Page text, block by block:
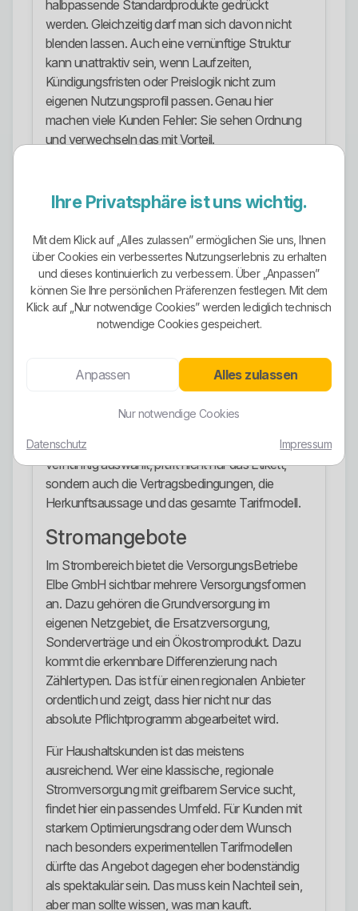
halbpassende Standardprodukte gedrückt
werden. Gleichzeitig darf man sich davon nicht
blenden lassen. Auch eine vernünftige Struktur
kann unattraktiv sein, wenn Laufzeiten,
Kündigungsfristen oder Preislogik nicht zum
eigenen Nutzungsprofil passen. Genau hier
machen viele Kunden Fehler: Sie sehen Ordnung
und verwechseln das mit Vorteil.
Die Ökostrom-Ausrichtung ist bei diesem Anbieter
angegeben, dass der Ökostrom aus 100 Prozent
erneuerbaren Energien besteht, zu einem Drittel
aus regionalen Windkraftanlagen und im Übrigen
aus europäischen Wasserkraftanlagen. Zusätzlich
wird auf eine TÜV-Süd-Zertifizierung und auf klar
Das ist deutlich stärker als das übliche
weichgespülte Marketing vieler Anbieter, die mit
grünen Begriffen arbeiten, aber bei genauerem
auch hier: Ökostrom ist kein Freifahrtschein. Wer
vernünftig auswählt, prüft nicht nur das Etikett,
sondern auch die Vertragsbedingungen, die
Herkunftsaussage und das gesamte Tarifmodell.
Stromangebote
Im Strombereich bietet die VersorgungsBetriebe
Elbe GmbH sichtbar mehrere Versorgungsformen
an. Dazu gehören die Grundversorgung im
eigenen Netzgebiet, die Ersatzversorgung,
Sonderverträge und ein Ökostromprodukt. Dazu
kommt die erkennbare Differenzierung nach
Zählertypen. Das ist für einen regionalen Anbieter
ordentlich und zeigt, dass hier nicht nur das
absolute Pflichtprogramm abgearbeitet wird.
Für Haushaltskunden ist das meistens
ausreichend. Wer eine klassische, regionale
Stromversorgung mit greifbarem Service sucht,
findet hier ein passendes Umfeld. Für Kunden mit
starkem Optimierungsdrang oder dem Wunsch
nach besonders experimentellen Tarifmodellen
dürfte das Angebot dagegen eher bodenständig
als spektakulär sein. Das muss kein Nachteil sein,
aber man sollte wissen, was man kauft.
Ihre Privatsphäre ist uns wichtig.
Mit dem Klick auf „Alles zulassen” ermöglichen Sie uns, Ihnen
über Cookies ein verbessertes Nutzungserlebnis zu erhalten
und dieses kontinuierlich zu verbessern. Über „Anpassen”
können Sie Ihre persönlichen Präferenzen festlegen. Mit dem
Klick auf „Nur notwendige Cookies” werden lediglich technisch
notwendige Cookies gespeichert.
Anpassen Alles zulassen
Nur notwendige Cookies
Datenschutz Impressum